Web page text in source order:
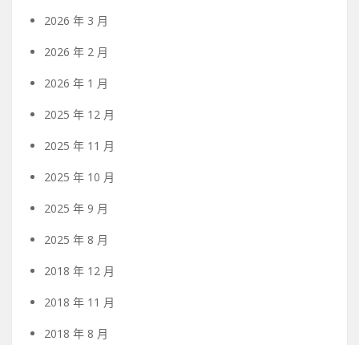
2026 年 3 月
2026 年 2 月
2026 年 1 月
2025 年 12 月
2025 年 11 月
2025 年 10 月
2025 年 9 月
2025 年 8 月
2018 年 12 月
2018 年 11 月
2018 年 8 月